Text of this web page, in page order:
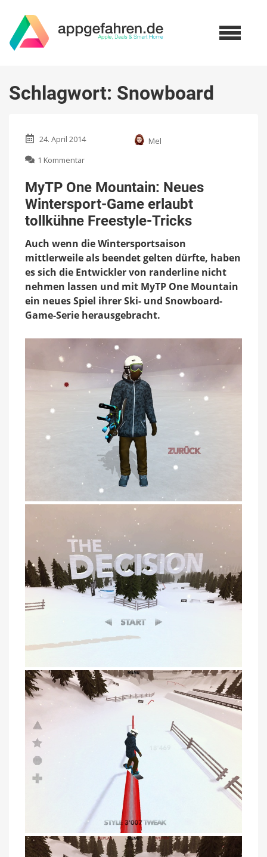
Schlagwort: Snowboard
24. April 2014
Mel
1 Kommentar
One
Mountain:
Neues
Wintersport-
Game
erlaubt
tollkühne
Freestyle-
Tricks
MyTP One Mountain: Neues
Wintersport-Game erlaubt
tollkühne Freestyle-Tricks
Auch wenn die Wintersportsaison
mittlerweile als beendet gelten dürfte, haben
es sich die Entwickler von randerline nicht
nehmen lassen und mit MyTP One Mountain
ein neues Spiel ihrer Ski- und Snowboard-
Game-Serie herausgebracht.